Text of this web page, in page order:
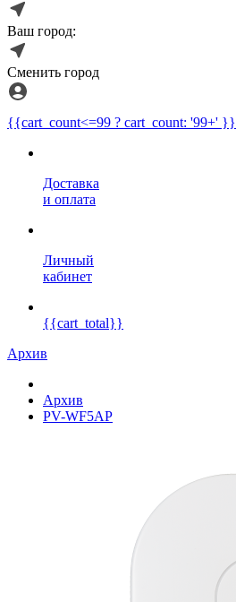
Ваш город:
Сменить город
{{cart_count<=99 ? cart_count: '99+' }}
Доставка
и оплата
Личный
кабинет
{{cart_total}}
Архив
Архив
PV-WF5AP